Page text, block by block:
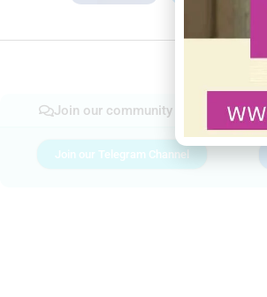
Join our community
Join our Telegram Channel